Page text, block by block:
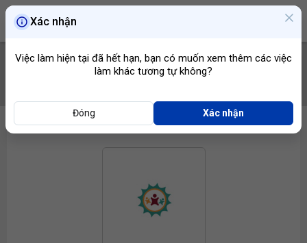
Xác nhận
Việc làm hiện tại đã hết hạn, bạn có muốn xem thêm các việc
làm khác tương tự không?
Đóng Xác nhận